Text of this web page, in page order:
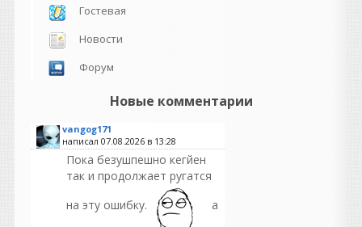
Гостевая
Новости
Форум
Новые комментарии
vangog171
написал 07.08.2026 в 13:28
Пока безушпешно кегйен
так и продолжает ругатся
на эту ошибку.
а